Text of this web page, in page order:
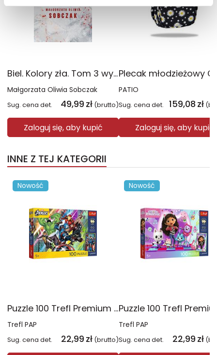
Biel. Kolory zła. Tom 3 wyd. 2025
Małgorzata Oliwia Sobczak
Sug. cena det. 49,99 zł (brutto)
Zaloguj się, aby kupić
PATIO
Sug. cena det. 159,08 zł
Zaloguj się, aby kupić
INNE Z TEJ KATEGORII
Nowość
Puzzle 100 Trefl Premium Plus Kids Potęga i moc Disney Marvel the Avengers 16552
Trefl PAP
Sug. cena det. 22,99 zł (brutto)
Nowość
Trefl PAP
Sug. cena det. 22,99 zł